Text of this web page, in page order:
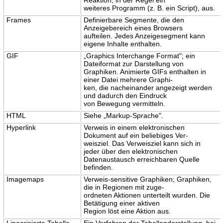
weiteres Programm (z. B. ein Script), aus.
Frames
Definierbare Segmente, die den
Anzeigebereich eines Browsers
aufteilen. Jedes Anzeigesegment kann
eigene Inhalte enthalten.
GIF
„Graphics Interchange Format"; ein
Dateiformat zur Darstellung von
Graphiken. Animierte GIFs enthalten in
einer Datei mehrere Graphi-
ken, die nacheinander angezeigt werden
und dadurch den Eindruck
von Bewegung vermitteln.
HTML
Siehe „Markup-Sprache".
Hyperlink
Verweis in einem elektronischen
Dokument auf ein beliebiges Ver-
weisziel. Das Verweisziel kann sich in
jeder über den elektronischen
Datenaustausch erreichbaren Quelle
befinden.
Imagemaps
Verweis-sensitive Graphiken; Graphiken,
die in Regionen mit zuge-
ordneten Aktionen unterteilt wurden. Die
Betätigung einer aktiven
Region löst eine Aktion aus.